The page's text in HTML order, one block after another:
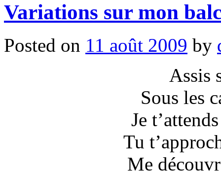
Variations sur mon
Posted on 11 août 2009 by
Assis
Sous les
Je
Tu
Me